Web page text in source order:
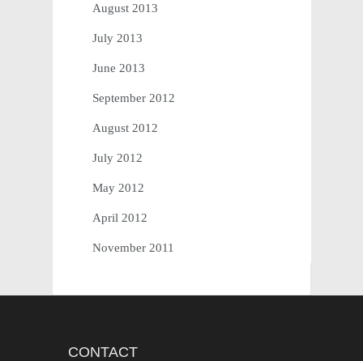
August 2013
July 2013
June 2013
September 2012
August 2012
July 2012
May 2012
April 2012
November 2011
CONTACT